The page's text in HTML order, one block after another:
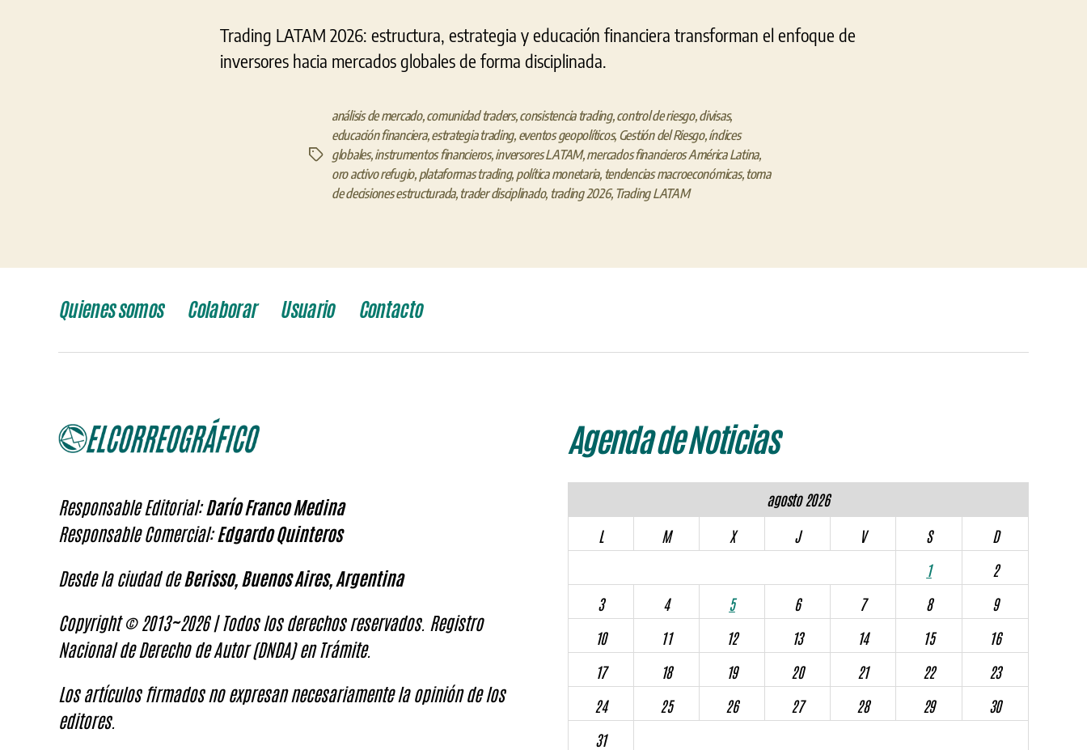
Trading LATAM 2026: estructura, estrategia y educación financiera transforman el enfoque de
inversores hacia mercados globales de forma disciplinada.
Etiquetas
análisis de mercado,comunidad traders,consistencia trading,control de riesgo,divisas,
educación financiera,estrategia trading, eventos geopolíticos, Gestión del Riesgo,índices
globales,instrumentos financieros,inversores LATAM,mercados financieros América Latina,
oro activo refugio, plataformas trading, política monetaria, tendencias macroeconómicas, toma
de decisiones estructurada, trader disciplinado, trading 2026, Trading LATAM
Quienes somos Colaborar Usuario Contacto
Responsable Editorial:Darío Franco Medina
Responsable Comercial:Edgardo Quinteros
Desde la ciudad deBerisso, Buenos Aires, Argentina
Copyright © 2013~2026 | Todos los derechos reservados. Registro
Nacional de Derecho de Autor (DNDA) en Trámite.
Los artículos firmados no expresan necesariamente la opinión de los
editores.
Agenda de Noticias
agosto 2026
L
M X J V S
D
1
2
3
4 5 6 7 8
9
10
11 12 13 14 15
16
17
18 19 20 21 22
23
24
25 26 27 28 29
30
31